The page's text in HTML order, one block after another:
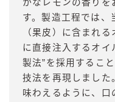
かなレモンの香りを
す。製造工程では、
（果皮）に含まれ
に直接注入するオイ
製法”を採用するこ
技法を再現しました
味わえるように、口